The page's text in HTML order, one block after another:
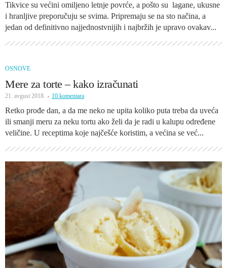
Tikvice su većini omiljeno letnje povrće, a pošto su lagane, ukusne
i hranljive preporučuju se svima. Pripremaju se na sto načina, a
jedan od definitivno najjednostvnijih i najbržih je upravo ovakav...
OSNOVE
Mere za torte – kako izračunati
21. avgust 2018. 10 komentara
Retko prođe dan, a da me neko ne upita koliko puta treba da uveća
ili smanji meru za neku tortu ako želi da je radi u kalupu određene
veličine. U receptima koje najčešće koristim, a većina se već...